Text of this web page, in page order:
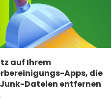
auf Ihrem
Apps, die
Dateien entfernen